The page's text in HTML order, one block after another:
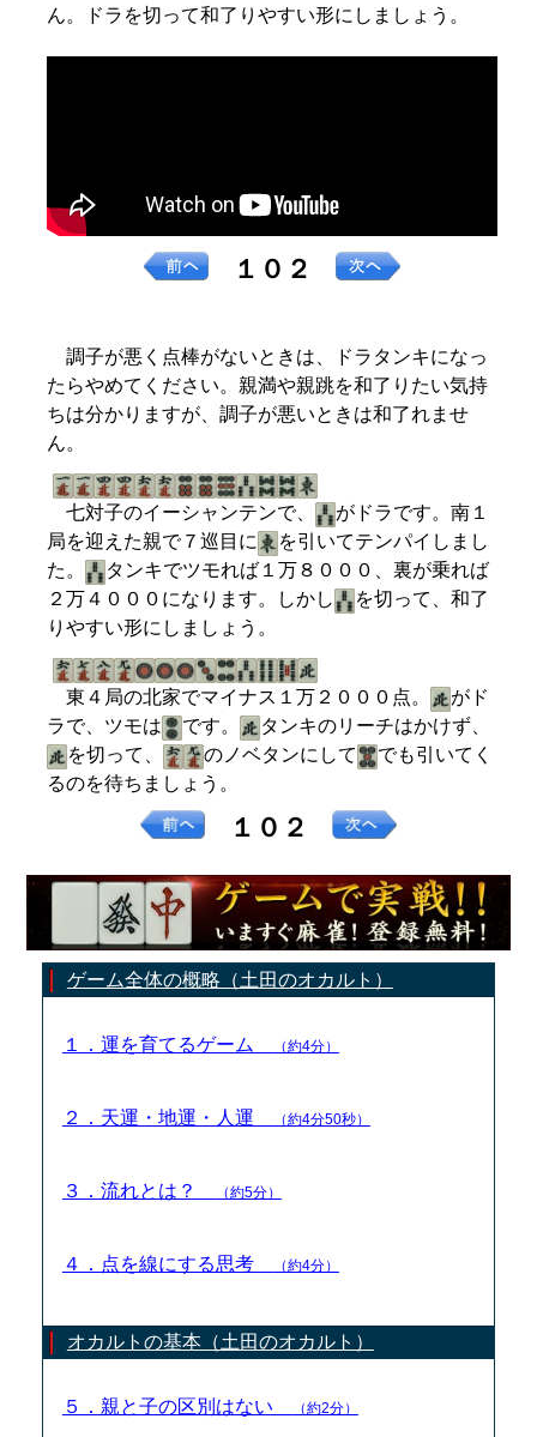
ん。ドラを切って和了りやすい形にしましょう。
１０２
調子が悪く点棒がないときは、ドラタンキになっ
たらやめてください。親満や親跳を和了りたい気持
ちは分かりますが、調子が悪いときは和了れませ
ん。
七対子のイーシャンテンで、
がドラです。南１
局を迎えた親で７巡目に
を引いてテンパイしまし
た。
タンキでツモれば１万８０００、裏が乗れば
２万４０００になります。しかし
を切って、和了
りやすい形にしましょう。
東４局の北家でマイナス１万２０００点。
がド
ラで、ツモは
です。
タンキのリーチはかけず、
を切って、
のノベタンにして
でも引いてく
るのを待ちましょう。
１０２
ゲーム全体の概略（土田のオカルト）
１．運を育てるゲーム （約4分）
２．天運・地運・人運 （約4分50秒）
３．流れとは？ （約5分）
４．点を線にする思考 （約4分）
オカルトの基本（土田のオカルト）
５．親と子の区別はない （約2分）